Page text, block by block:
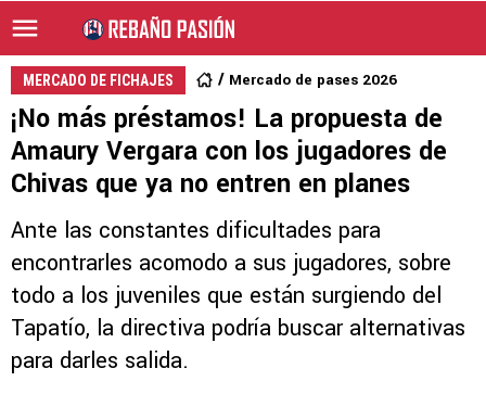
MERCADO DE FICHAJES Mercado de pases 2026
¡No más préstamos! La propuesta de
Amaury Vergara con los jugadores de
Chivas que ya no entren en planes
Ante las constantes dificultades para
encontrarles acomodo a sus jugadores, sobre
todo a los juveniles que están surgiendo del
Tapatío, la directiva podría buscar alternativas
para darles salida.